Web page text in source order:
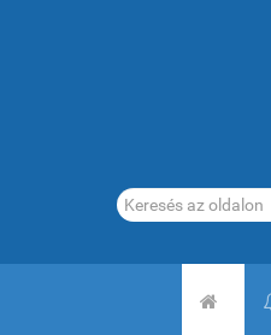
Keresés...